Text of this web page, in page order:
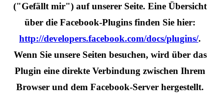
("Gefällt mir") auf unserer Seite. Eine Übersicht
über die Facebook-Plugins finden Sie hier:
http://developers.facebook.com/docs/plugins/.
Wenn Sie unsere Seiten besuchen, wird über das
Plugin eine direkte Verbindung zwischen Ihrem
Browser und dem Facebook-Server hergestellt.